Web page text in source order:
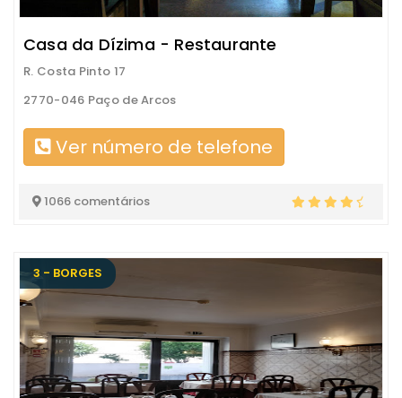
Casa da Dízima - Restaurante
R. Costa Pinto 17
2770-046 Paço de Arcos
Ver número de telefone
1066 comentários
3 - BORGES